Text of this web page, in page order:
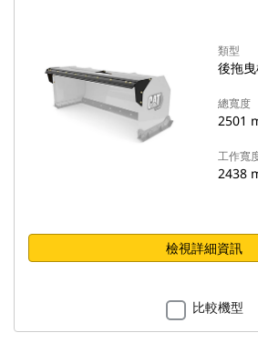
類型
後拖
總寬度
2501
工作寬
2438
檢視詳細資訊
比較機型